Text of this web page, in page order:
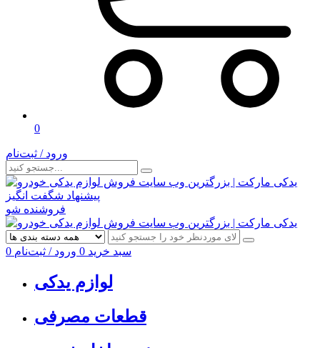
0
ورود / ثبت‌نام
پیشنهاد شگفت انگیز
فروشنده شو
0 سبد خرید 0 ورود / ثبت‌نام
لوازم یدکی
قطعات مصرفی